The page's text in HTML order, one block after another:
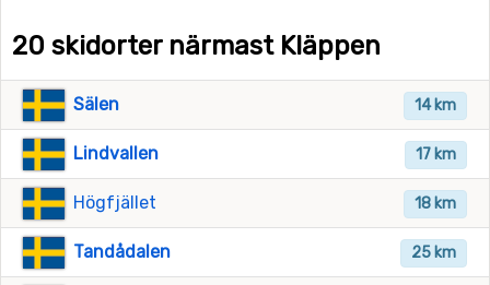
20 skidorter närmast Kläppen
14 km
Sälen
17 km
Lindvallen
18 km
Högfjället
25 km
Tandådalen